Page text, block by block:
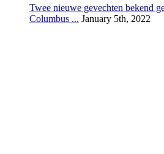
Twee nieuwe gevechten bekend
Columbus ... January 5th, 2022